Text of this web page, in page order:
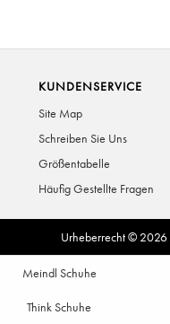
KUNDENSERVICE
Site Map
Schreiben Sie Uns
Größentabelle
Häufig Gestellte Fragen
Urheberrecht © 2026
Meindl Schuhe
Think Schuhe